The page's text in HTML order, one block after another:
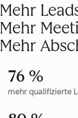
Mehr
Mehr
Mehr
76 %
mehr qualifizierte